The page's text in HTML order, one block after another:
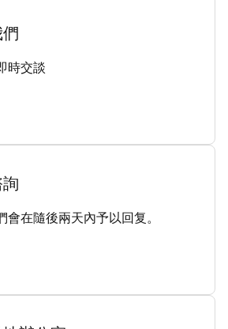
時交談
會在隨後兩天內予以回复。